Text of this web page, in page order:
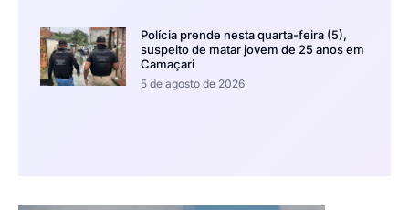
Polícia prende nesta quarta-feira (5),
suspeito de matar jovem de 25 anos em
Camaçari
5 de agosto de 2026